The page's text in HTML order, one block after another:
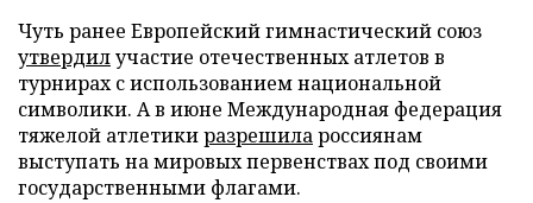
Чуть ранее Европейский гимнастический союз
утвердилучастие отечественных атлетов в
турнирах с использованием национальной
символики. А в июне Международная федерация
тяжелой атлетикиразрешилароссиянам
выступать на мировых первенствах под своими
государственными флагами.